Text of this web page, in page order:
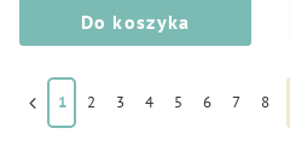
Do koszyka
1 2 3 4 5 6 7 8